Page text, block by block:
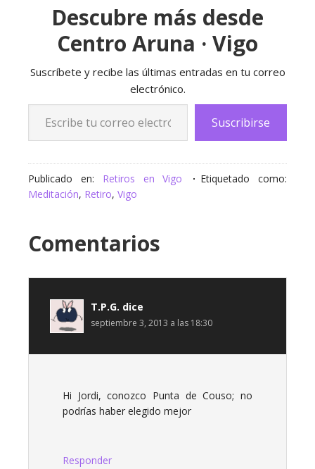
Descubre más desde
Centro Aruna · Vigo
Suscríbete y recibe las últimas entradas en tu correo
electrónico.
Escribe tu correo electrónico…
Suscribirse
Publicado en: Retiros en Vigo
Etiquetado como:
Meditación, Retiro, Vigo
Comentarios
T.P.G. dice
septiembre 3, 2013 a las 18:30
Hi Jordi, conozco Punta de Couso; no
podrías haber elegido mejor
Responder